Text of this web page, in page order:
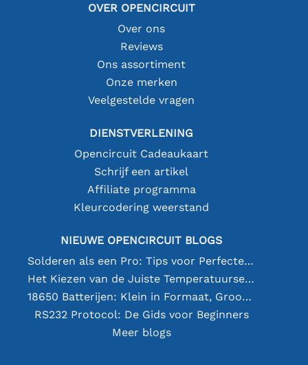
OVER OPENCIRCUIT
Over ons
Reviews
Ons assortiment
Onze merken
Veelgestelde vragen
DIENSTVERLENING
Opencircuit Cadeaukaart
Schrijf een artikel
Affiliate programma
Kleurcodering weerstand
NIEUWE OPENCIRCUIT BLOGS
Solderen als een Pro: Tips voor Perfecte Elektronische Verbindingen
Het Kiezen van de Juiste Temperatuursensor [youtube]
18650 Batterijen: Klein in Formaat, Groot in Prestatie
RS232 Protocol: De Gids voor Beginners
Meer blogs